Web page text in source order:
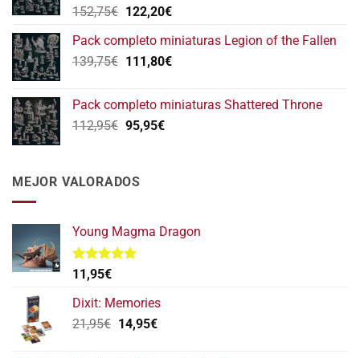
152,75€ El
original
era:
122,20€El
actual
es:
Pack completo miniaturas Legion of the Fallen
139,75€ El
era:
139,75€.
111,80€El
es:
Pack completo miniaturas Shattered Throne
112,95€ El
era:
95,95€El
MEJOR VALORADOS
Young Magma Dragon
Valorado
con
de 5
11,95€
Dixit: Memories
21,95€ El
14,95€El